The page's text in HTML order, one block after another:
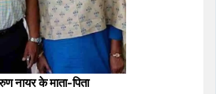
नायर के माता-पिता